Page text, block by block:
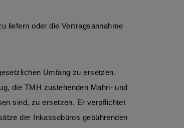
liefern oder die Vertragsannahme
Umfang zu ersetzen.
die TMH zustehenden Mahn- und
sind, zu ersetzen. Er verpflichtet
der Inkassobüros gebührenden